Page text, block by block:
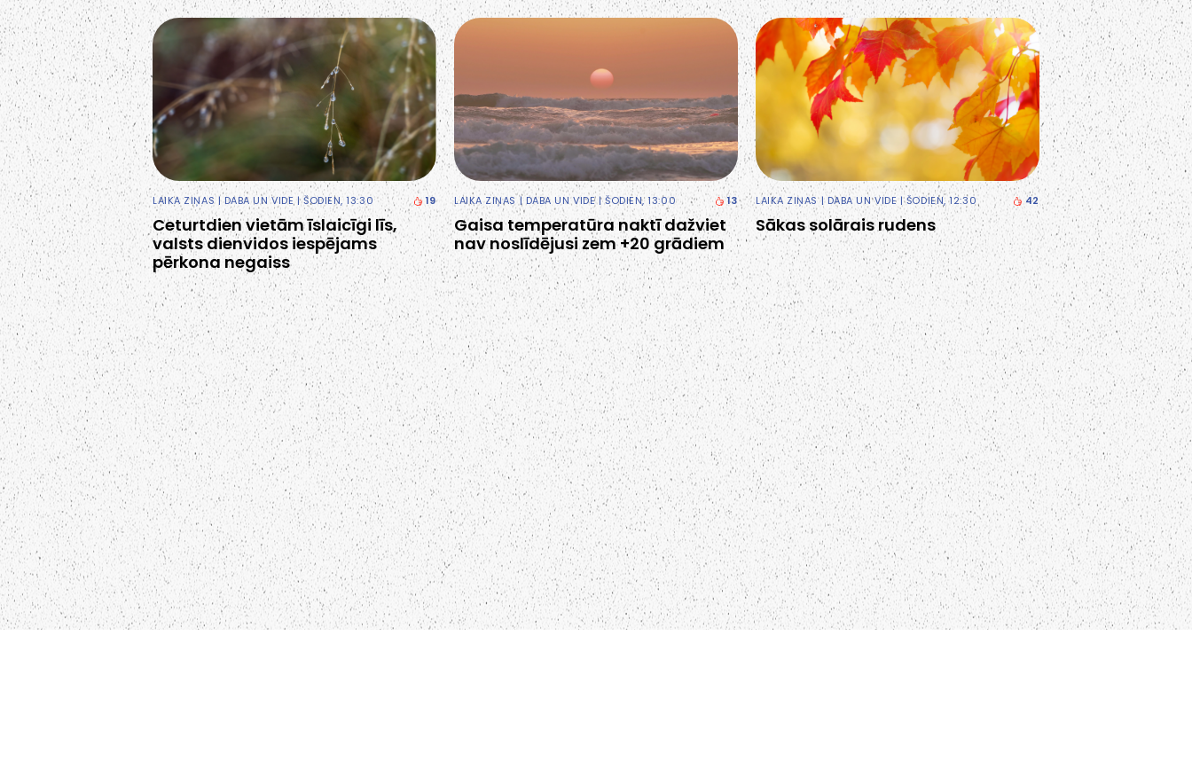
LAIKA ZIŅAS | DABA UN VIDE| ŠODIEN, 13:30 19
Ceturtdien vietām īslaicīgi līs,
valsts dienvidos iespējams
pērkona negaiss
LAIKA ZIŅAS | DABA UN VIDE| ŠODIEN, 13:00 13
Gaisa temperatūra naktī dažviet
nav noslīdējusi zem +20 grādiem
LAIKA ZIŅAS| DABA UN VIDE | ŠODIEN, 12:30 42
Sākas solārais rudens